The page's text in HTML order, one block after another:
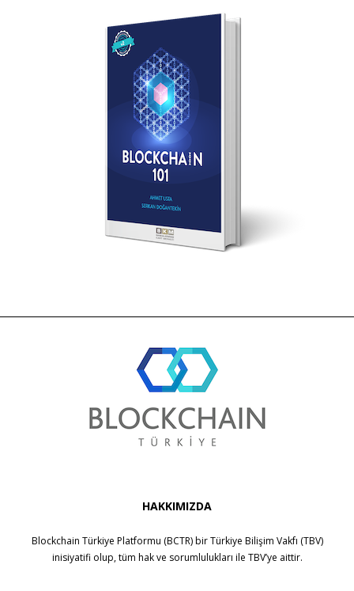
HAKKIMIZDA
Blockchain Türkiye Platformu (BCTR) birTürkiye Bilişim Vakfı (TBV)
inisiyatifi olup, tüm hak ve sorumlulukları ile TBV’ye aittir.